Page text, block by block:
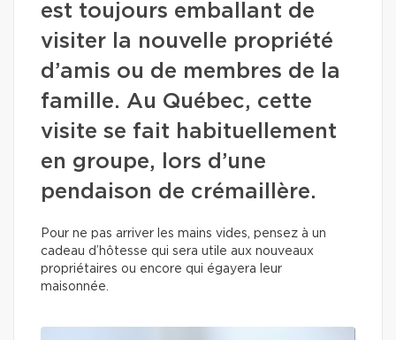
est toujours emballant de
visiter la nouvelle propriété
d’amis ou de membres de la
famille. Au Québec, cette
visite se fait habituellement
en groupe, lors d’une
pendaison de crémaillère.
Pour ne pas arriver les mains vides, pensez à un
cadeau d’hôtesse qui sera utile aux nouveaux
propriétaires ou encore qui égayera leur
maisonnée.